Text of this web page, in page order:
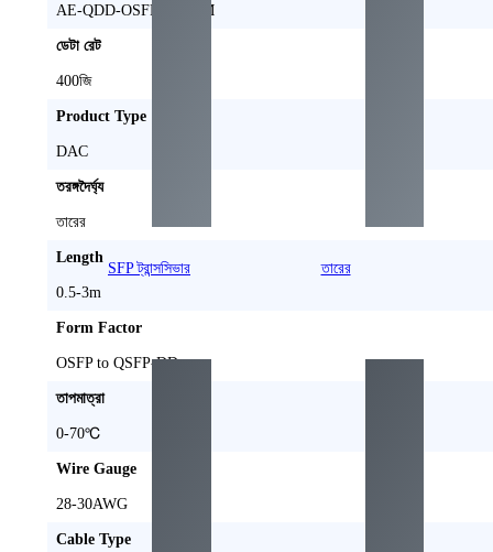
SFP ট্রান্সসিভার তারের
AE-QDD-OSFPFL-DxM
ডেটা রেট
400জি
Product Type
DAC
তরঙ্গদৈর্ঘ্য
তারের
Length
0.5-3m
Form Factor
OSFP to QSFP-DD
তাপমাত্রা
0-70℃
Wire Gauge
28-30AWG
Cable Type